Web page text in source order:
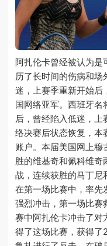
阿扎伦卡曾经被认为
历了长时间的伤病和
迷，上赛季重新开始后
国网络亚军。西班牙
后，曾经陷入低迷，上
络决赛后状态恢复，本
账户。本届美国网上
胜的维基奇和佩科维奇
战，连续获胜的马丁尼
在第一场比赛中，率先
强烈冲击，第一场比赛
赛中阿扎伦卡冲击了
得了这场比赛，获得